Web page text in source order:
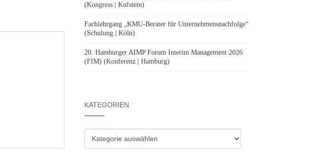
(Kongress | Kufstein)
Fachlehrgang „KMU-Berater für Unternehmensnachfolge“
(Schulung | Köln)
20. Hamburger AIMP Forum Interim Management 2026
(FIM) (Konferenz | Hamburg)
KATEGORIEN
Kategorien